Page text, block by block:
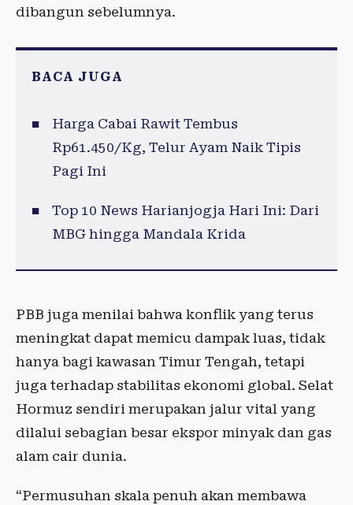
dibangun sebelumnya.
BACA JUGA
Harga Cabai Rawit Tembus
Rp61.450/Kg, Telur Ayam Naik Tipis
Pagi Ini
Top 10 News Harianjogja Hari Ini: Dari
MBG hingga Mandala Krida
PBB juga menilai bahwa konflik yang terus
meningkat dapat memicu dampak luas, tidak
hanya bagi kawasan Timur Tengah, tetapi
juga terhadap stabilitas ekonomi global. Selat
Hormuz sendiri merupakan jalur vital yang
dilalui sebagian besar ekspor minyak dan gas
alam cair dunia.
“Permusuhan skala penuh akan membawa